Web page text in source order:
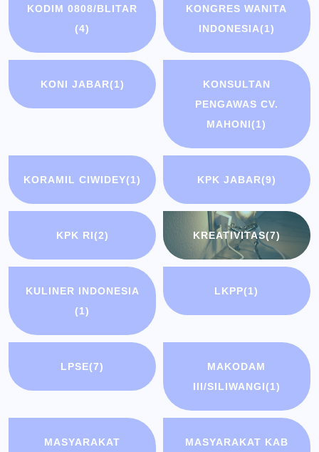
KODIM 0808/BLITAR
(4)
KONGRES WANITA
INDONESIA(1)
KONI JABAR(1)
KONSULTAN
PENGAWAS CV.
MAHONI(1)
KORAMIL CIWIDEY(1) KPK JABAR(9)
KPK RI(2) KREATIVITAS(7)
KULINER INDONESIA
(1)
LKPP(1)
LPSE(7)
MAKODAM
III/SILIWANGI(1)
MASYARAKAT
MASYARAKAT KAB